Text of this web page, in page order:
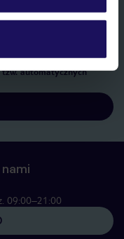
osobowych przez TUI
w
elektroniczną formę
automatycznych
09:00–21:00